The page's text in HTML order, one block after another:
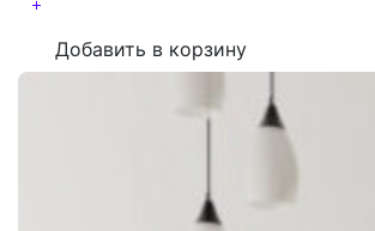
Добавить в корзину